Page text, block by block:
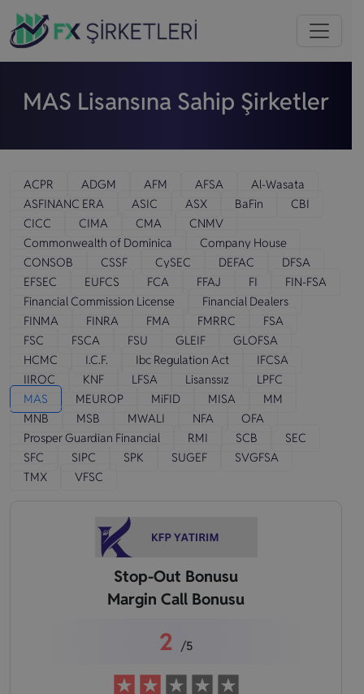
MAS Lisansına Sahip Şirketler
ACPR ADGM AFM AFSA
Al-Wasata
ASFINANC ERA
ASIC ASX BaFin
CBI
CICC
CIMA CMA
CNMV
Commonwealth of Dominica
Company House
CONSOB
CSSF CySEC DEFAC
DFSA
EFSEC
EUFCS FCA FFAJ FI
FIN-FSA
Financial Commission License
Financial Dealers
FINMA
FINRA FMA FMRRC
FSA
FSC
FSCA FSU GLEIF
GLOFSA
HCMC
I.C.F. Ibc Regulation Act
IFCSA
IIROC
KNF LFSA Lisanssız
LPFC
MAS
MEUROP MiFID MISA
MM
MNB
MSB MWALI NFA
OFA
Prosper Guardian Financial
RMI SCB
SEC
SFC
SIPC SPK SUGEF
SVGFSA
TMX
VFSC
Stop-Out Bonusu
Margin Call Bonusu
2 /5